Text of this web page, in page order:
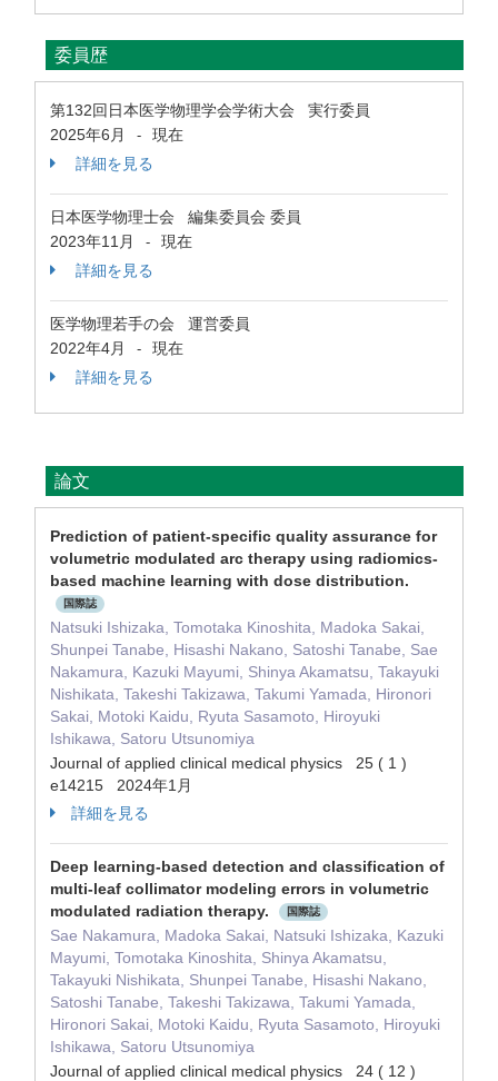
委員歴
第132回日本医学物理学会学術大会 実行委員
2025年6月
-
現在
詳細を見る
日本医学物理士会 編集委員会 委員
2023年11月
-
現在
詳細を見る
医学物理若手の会 運営委員
2022年4月
-
現在
詳細を見る
論文
Prediction of patient-specific quality assurance for
volumetric modulated arc therapy using radiomics-
based machine learning with dose distribution.
国際誌
Natsuki Ishizaka, Tomotaka Kinoshita, Madoka Sakai,
Shunpei Tanabe, Hisashi Nakano, Satoshi Tanabe, Sae
Nakamura, Kazuki Mayumi, Shinya Akamatsu, Takayuki
Nishikata, Takeshi Takizawa, Takumi Yamada, Hironori
Sakai, Motoki Kaidu, Ryuta Sasamoto, Hiroyuki
Ishikawa, Satoru Utsunomiya
Journal of applied clinical medical physics 25 ( 1 )
e14215 2024年1月
詳細を見る
Deep learning-based detection and classification of
multi-leaf collimator modeling errors in volumetric
modulated radiation therapy.
国際誌
Sae Nakamura, Madoka Sakai, Natsuki Ishizaka, Kazuki
Mayumi, Tomotaka Kinoshita, Shinya Akamatsu,
Takayuki Nishikata, Shunpei Tanabe, Hisashi Nakano,
Satoshi Tanabe, Takeshi Takizawa, Takumi Yamada,
Hironori Sakai, Motoki Kaidu, Ryuta Sasamoto, Hiroyuki
Ishikawa, Satoru Utsunomiya
Journal of applied clinical medical physics 24 ( 12 )